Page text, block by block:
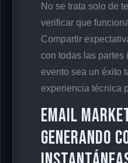
No se trata solo de
verificar que
Compartir
con todas las partes
evento sea un éxito
experiencia técnica
Email
Generando